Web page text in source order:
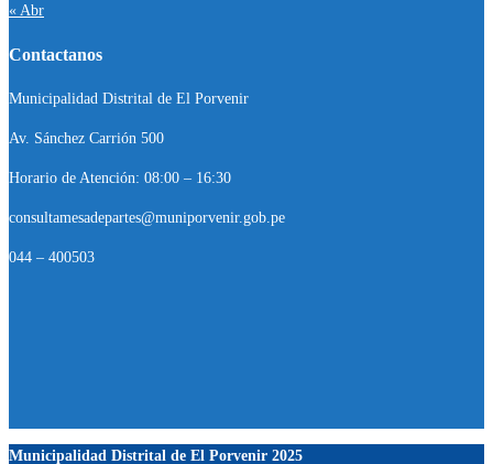
« Abr
Contactanos
Municipalidad Distrital de El Porvenir
Av. Sánchez Carrión 500
Horario de Atención: 08:00 – 16:30
consultamesadepartes@muniporvenir.gob.pe
044 – 400503
Municipalidad Distrital de El Porvenir 2025